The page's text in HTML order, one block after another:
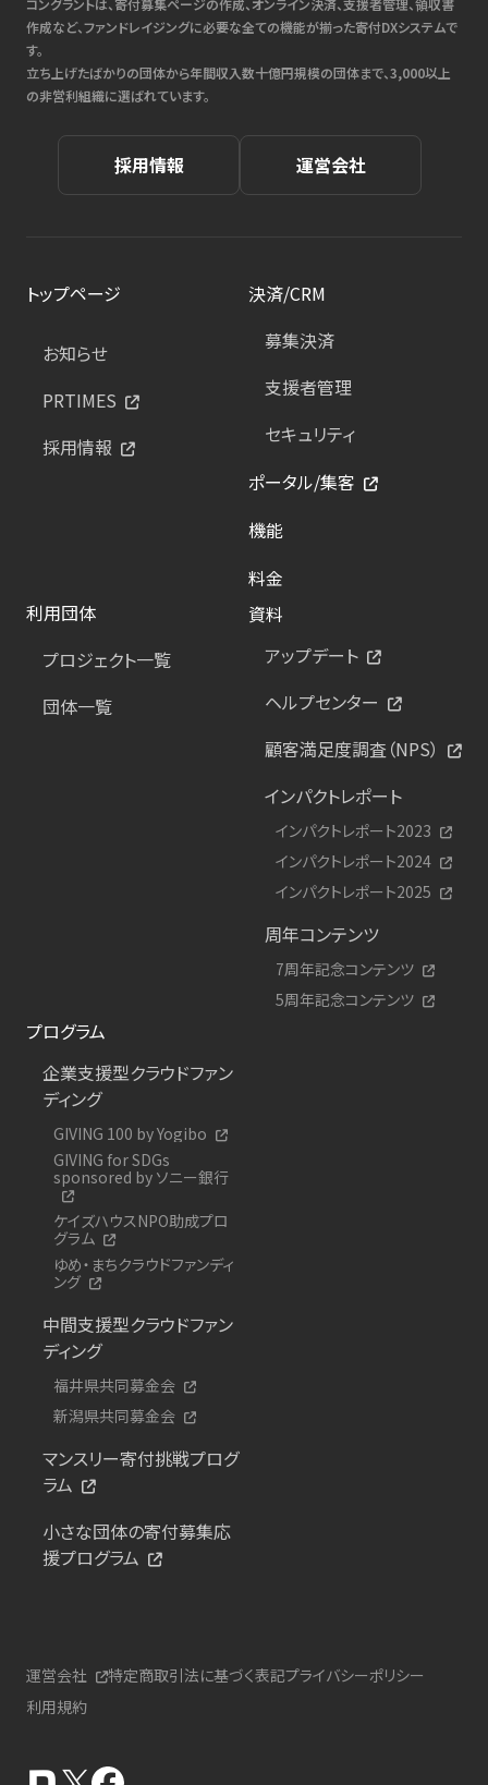
作成など、ファンドレイジングに必要な全ての機能が揃った寄付DXシステムで
す。
立ち上げたばかりの団体から年間収入数十億円規模の団体まで、3,000以上
の非営利組織に選ばれています。
採用情報 運営会社
トップページ
お知らせ
PRTIMES
採用情報
決済/CRM
募集決済
支援者管理
セキュリティ
ポータル/集客
機能
料金
利用団体
プロジェクト一覧
団体一覧
資料
アップデート
ヘルプセンター
顧客満足度調査（NPS）
インパクトレポート
インパクトレポート2023
インパクトレポート2024
インパクトレポート2025
周年コンテンツ
7周年記念コンテンツ
5周年記念コンテンツ
プログラム
企業支援型クラウドファン
ディング
GIVING 100 by Yogibo
GIVING for SDGs
sponsored by ソニー銀行
ケイズハウスNPO助成プロ
グラム
ゆめ・まちクラウドファンディ
ング
中間支援型クラウドファン
ディング
福井県共同募金会
新潟県共同募金会
マンスリー寄付挑戦プログ
ラム
小さな団体の寄付募集応
援プログラム
運営会社 特定商取引法に基づく表記プライバシーポリシー
利用規約